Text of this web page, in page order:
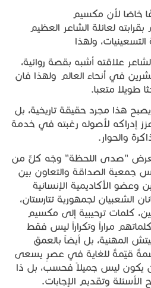
خاصًا لأن مكسيم
لعائلة الشاعر العظيم
ولهذا
علاقته أشبه بقصة روائية،
في أنحاء العالم ولهذا فان
طويلا متعبا.
هذا مجرد حقيقة تاريخية، بل
إدراكه لأصوله رغبته في خدمة
والحوار.
"صدى اللحظة" وجّه كلٌّ من
جمعية الصداقة والتعاون بين
الأكاديمية الإنسانية
الشعبيان لجمهورية تتارستان،
كلمات ترحيبية إلى مكسيم
مراراً وتكراراً ليس فقط
المهنية، بل أيضاً بالعمق
قيّمةٌ للغاية في عصرٍ يسعى
يكون ليس جميلاً فحسب، بل ذا
وتقديم الإجابات.